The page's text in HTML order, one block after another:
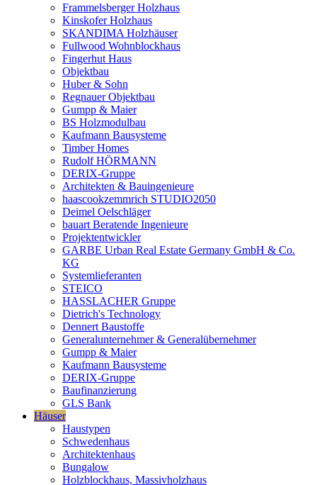
Frammelsberger Holzhaus
Kinskofer Holzhaus
SKANDIMA Holzhäuser
Fullwood Wohnblockhaus
Fingerhut Haus
Objektbau
Huber & Sohn
Regnauer Objektbau
Gumpp & Maier
BS Holzmodulbau
Kaufmann Bausysteme
Timber Homes
Rudolf HÖRMANN
DERIX-Gruppe
Architekten & Bauingenieure
haascookzemmrich STUDIO2050
Deimel Oelschläger
bauart Beratende Ingenieure
Projektentwickler
GARBE Urban Real Estate Germany GmbH & Co.
KG
Systemlieferanten
STEICO
HASSLACHER Gruppe
Dietrich's Technology
Dennert Baustoffe
Generalunternehmer & Generalübernehmer
Gumpp & Maier
Kaufmann Bausysteme
DERIX-Gruppe
Baufinanzierung
GLS Bank
Häuser
Haustypen
Schwedenhaus
Architektenhaus
Bungalow
Holzblockhaus, Massivholzhaus